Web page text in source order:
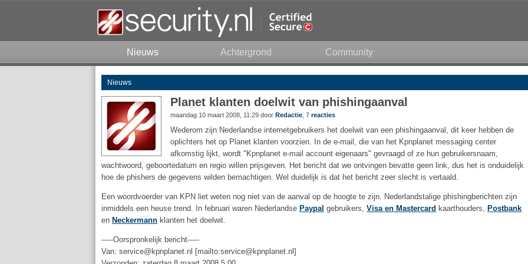
Nieuws Achtergrond Community
Nieuws
Planet klanten doelwit van phishingaanval
maandag 10 maart 2008, 11:29 door Redactie , 7 reacties
Wederom zijn Nederlandse internetgebruikers het doelwit van een phishingaanval, dit keer hebben de
oplichters het op Planet klanten voorzien. In de e-mail, die van het Kpnplanet messaging center
afkomstig lijkt, wordt "Kpnplanet e-mail account eigenaars" gevraagd of ze hun gebruikersnaam,
wachtwoord, geboortedatum en regio willen prijsgeven. Het bericht dat we ontvingen bevatte geen link, dus het is onduidelijk
hoe de phishers de gegevens wilden bemachtigen. Wel duidelijk is dat het bericht zeer slecht is vertaald.
Een woordvoerder van KPN liet weten nog niet van de aanval op de hoogte te zijn. Nederlandstalige phishingberichten zijn
inmiddels een heuse trend. In februari waren Nederlandse Paypal gebruikers, Visa en Mastercard kaarthouders, Postbank
en Neckermann klanten het doelwit.
-----Oorspronkelijk bericht-----
Van: service@kpnplanet.nl [mailto:service@kpnplanet.nl]